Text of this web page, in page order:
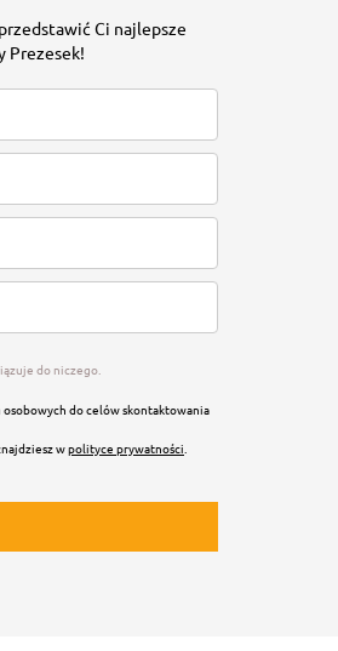
Ci najlepsze
Prezesek!
do niczego.
do celów skontaktowania
wpolityce prywatności.